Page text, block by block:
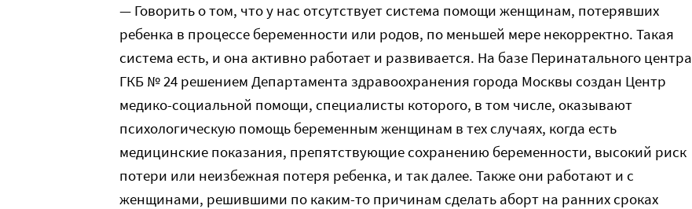
— Говорить о том, что у нас отсутствует система помощи женщинам, потерявших
ребенка в процессе беременности или родов, по меньшей мере некорректно. Такая
система есть, и она активно работает и развивается. На базе Перинатального центра
ГКБ № 24 решением Департамента здравоохранения города Москвы создан Центр
медико-социальной помощи, специалисты которого, в том числе, оказывают
психологическую помощь беременным женщинам в тех случаях, когда есть
медицинские показания, препятствующие сохранению беременности, высокий риск
потери или неизбежная потеря ребенка, и так далее. Также они работают и с
женщинами, решившими по каким-то причинам сделать аборт на ранних сроках